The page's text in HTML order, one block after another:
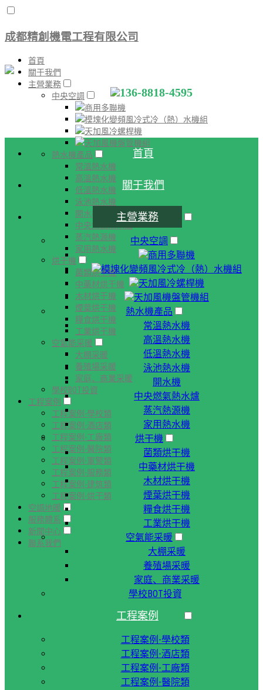
成都精創機電工程有限公司
首頁
關于我們
主營業務
中央空調
商用多聯機
模塊化變頻風冷式冷（熱）水機組
天加風冷螺桿機
天加風機盤管機組
熱水機產品
常溫熱水機
高溫熱水機
低溫熱水機
泳池熱水機
開水機
中央燃氣熱水爐
蒸汽熱源機
家用熱水機
烘干機
菌類烘干機
中藥材烘干機
木材烘干機
煙葉烘干機
糧食烘干機
工業烘干機
空氣能采暖
大棚采暖
養殖場采暖
家庭、商業采暖
學校BOT投資
工程案例
工程案例-學校類
工程案例-酒店類
工程案例-工廠類
工程案例-醫院類
工程案例-軍警類
工程案例-服務類
工程案例-建筑類
工程案例-烘干類
空調地暖
服務體系
新聞中心
聯系我們
136-8818-4595
首頁
關于我們
主營業務
中央空調
商用多聯機
模塊化變頻風冷式冷（熱）水機組
天加風冷螺桿機
天加風機盤管機組
熱水機產品
常溫熱水機
高溫熱水機
低溫熱水機
泳池熱水機
開水機
中央燃氣熱水爐
蒸汽熱源機
家用熱水機
烘干機
菌類烘干機
中藥材烘干機
木材烘干機
煙葉烘干機
糧食烘干機
工業烘干機
空氣能采暖
大棚采暖
養殖場采暖
家庭、商業采暖
學校BOT投資
工程案例
工程案例-學校類
工程案例-酒店類
工程案例-工廠類
工程案例-醫院類